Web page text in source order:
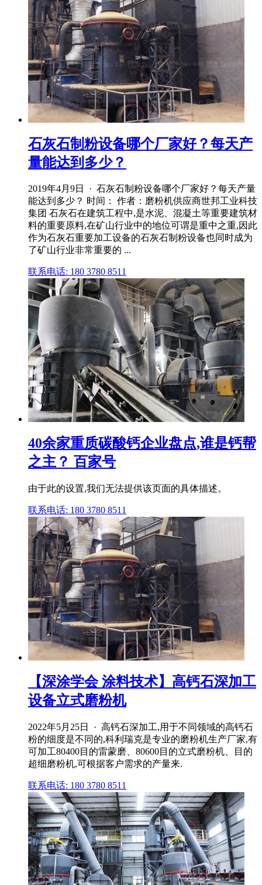
石灰石制粉设备哪个厂家好？每天产
量能达到多少？
2019年4月9日 · 石灰石制粉设备哪个厂家好？每天产量
能达到多少？ 时间： 作者：磨粉机供应商世邦工业科技
集团 石灰石在建筑工程中,是水泥、混凝土等重要建筑材
料的重要原料,在矿山行业中的地位可谓是重中之重,因此
作为石灰石重要加工设备的石灰石制粉设备也同时成为
了矿山行业非常重要的 ...
联系电话: 180 3780 8511
40余家重质碳酸钙企业盘点,谁是钙帮
之主？ 百家号
由于此的设置,我们无法提供该页面的具体描述。
联系电话: 180 3780 8511
【深涂学会 涂料技术】高钙石深加工
设备立式磨粉机
2022年5月25日 · 高钙石深加工,用于不同领域的高钙石
粉的细度是不同的,科利瑞克是专业的磨粉机生产厂家,有
可加工80400目的雷蒙磨、80600目的立式磨粉机、目的
超细磨粉机,可根据客户需求的产量来.
联系电话: 180 3780 8511